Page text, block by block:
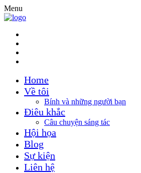
Menu
Home
Về tôi
Bính và những người bạn
Điêu khắc
Câu chuyện sáng tác
Hội họa
Blog
Sự kiện
Liên hệ